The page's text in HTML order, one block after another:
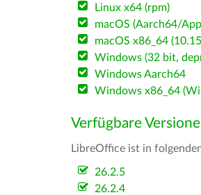
Linux x64 (rpm)
macOS (Aarch64/
macOS x86_64
Windows (32 bit,
Windows Aarch64
Windows x86_64
Verfügbare
LibreOffice ist in
26.2.5
26.2.4